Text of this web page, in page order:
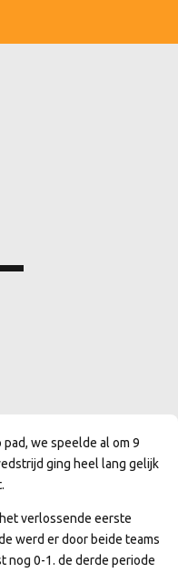
we speelde al om 9
ging heel lang gelijk
verlossende eerste
werd er door beide teams
nog 0-1. de derde periode